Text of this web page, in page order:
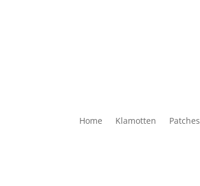
Home Klamotten Patches